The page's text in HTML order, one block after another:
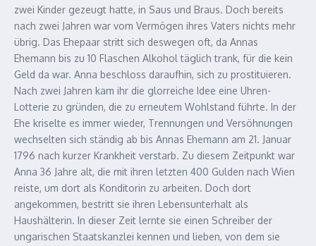
zwei Kinder gezeugt hatte, in Saus und Braus. Doch bereits
nach zwei Jahren war vom Vermögen ihres Vaters nichts mehr
übrig. Das Ehepaar stritt sich deswegen oft, da Annas
Ehemann bis zu 10 Flaschen Alkohol täglich trank, für die kein
Geld da war. Anna beschloss daraufhin, sich zu prostituieren.
Nach zwei Jahren kam ihr die glorreiche Idee eine Uhren-
Lotterie zu gründen, die zu erneutem Wohlstand führte. In der
Ehe kriselte es immer wieder, Trennungen und Versöhnungen
wechselten sich ständig ab bis Annas Ehemann am 21. Januar
1796 nach kurzer Krankheit verstarb. Zu diesem Zeitpunkt war
Anna 36 Jahre alt, die mit ihren letzten 400 Gulden nach Wien
reiste, um dort als Konditorin zu arbeiten. Doch dort
angekommen, bestritt sie ihren Lebensunterhalt als
Haushälterin. In dieser Zeit lernte sie einen Schreiber der
ungarischen Staatskanzlei kennen und lieben, von dem sie